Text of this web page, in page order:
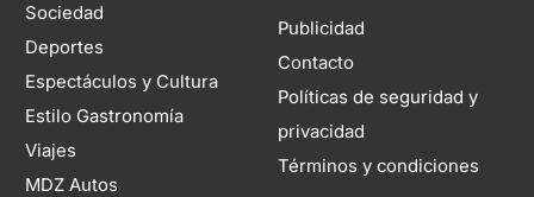
Sociedad
Deportes
Espectáculos y Cultura
Estilo Gastronomía
Viajes
MDZ Autos
Publicidad
Contacto
Políticas de seguridad y
privacidad
Términos y condiciones